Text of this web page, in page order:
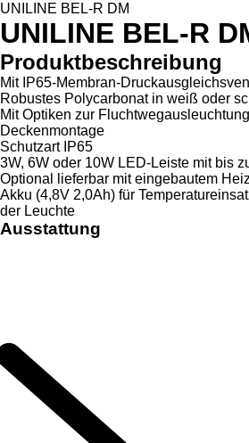
UNILINE BEL-R DM
UNILINE BEL-R
Produktbeschreibung
Mit IP65-Membran-
Robustes Polycarbonat in weiß oder
Mit Optiken zur Fluchtwegausleuchtung
Deckenmontage
Schutzart IP65
3W, 6W oder 10W LED-Leiste mit bis
Optional lieferbar mit eingebautem
Akku (4,8V 2,0Ah) für
der Leuchte
Ausstattung